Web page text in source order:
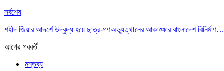
সর্বশেষ
শহীদ জিয়ার আদর্শে উদ্বুদ্ধ হয়ে ছাত্র-গণঅভ্যুত্থানের আকাঙ্ক্ষার বাংলাদেশ বিনির্মাণ…
আগেরপরবর্তী
মন্তব্য